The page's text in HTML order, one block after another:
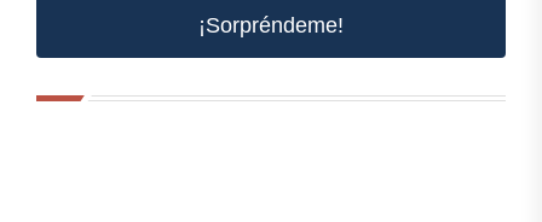
¡Sorpréndeme!